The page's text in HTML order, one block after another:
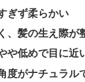
ぎず柔らかい
、髪の生え際が
や低めで目に近
度がナチュラル